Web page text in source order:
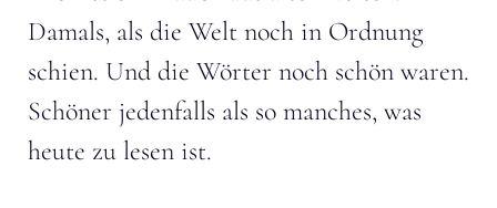
Damals, als die Welt noch in Ordnung
schien. Und die Wörter noch schön waren.
Schöner jedenfalls als so manches, was
heute zu lesen ist.